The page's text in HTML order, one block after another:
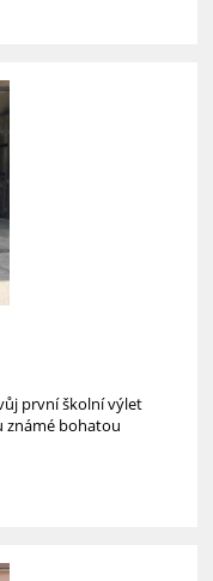
první školní výlet
známé bohatou